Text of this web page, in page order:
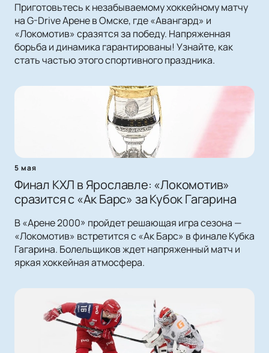
Приготовьтесь к незабываемому хоккейному матчу
на G-Drive Арене в Омске, где «Авангард» и
«Локомотив» сразятся за победу. Напряженная
борьба и динамика гарантированы! Узнайте, как
стать частью этого спортивного праздника.
5 мая
Финал КХЛ в Ярославле: «Локомотив»
сразится с «Ак Барс» за Кубок Гагарина
В «Арене 2000» пройдет решающая игра сезона —
«Локомотив» встретится с «Ак Барс» в финале Кубка
Гагарина. Болельщиков ждет напряженный матч и
яркая хоккейная атмосфера.